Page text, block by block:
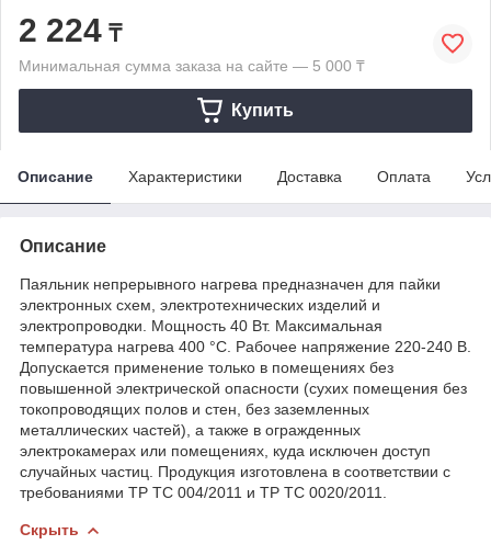
2 224 ₸
Минимальная сумма заказа на сайте — 5 000 ₸
Купить
Описание Характеристики Доставка Оплата
Описание
Паяльник непрерывного нагрева предназначен для пайки
электронных схем, электротехнических изделий и
электропроводки. Мощность 40 Вт. Максимальная
температура нагрева 400 °С. Рабочее напряжение 220-240 В.
Допускается применение только в помещениях без
повышенной электрической опасности (сухих помещения без
токопроводящих полов и стен, без заземленных
металлических частей), а также в огражденных
электрокамерах или помещениях, куда исключен доступ
случайных частиц. Продукция изготовлена в соответствии с
требованиями ТР ТС 004/2011 и ТР ТС 0020/2011.
Скрыть